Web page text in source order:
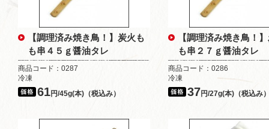
【調理済み焼き鳥！】炭火も
も串４５ｇ醤油タレ
商品コード：0287
冷凍
61円/45g(本)（税込み）
【調理済み焼き鳥！
も串２７ｇ醤油タレ
商品コード：0286
冷凍
37円/27g(本)（税込み